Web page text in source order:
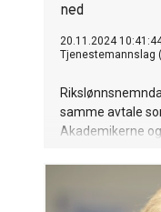
ned
20.11.2024
Tjenestemannslag
samme avtale
Akademikerne
ulike
kjennelsen